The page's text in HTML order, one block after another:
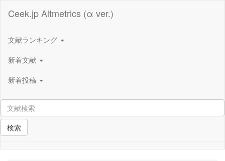
Ceek.jp Altmetrics (α ver.)
文献ランキング
新着文献
新着投稿
検索